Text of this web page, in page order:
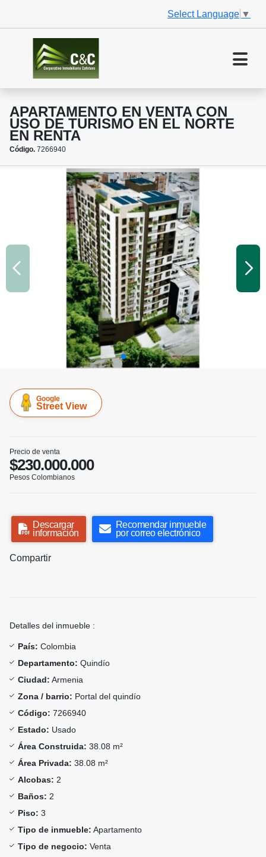
Select Language ▼
APARTAMENTO EN VENTA CON
USO DE TURISMO EN EL NORTE
EN RENTA
Código. 7266940
Google
Street View
Precio de venta
$230.000.000
Pesos Colombianos
Descargar
información
Recomendar inmueble
por correo electrónico
Compartir
Detalles del inmueble :
País: Colombia
Departamento: Quindío
Ciudad: Armenia
Zona / barrio: Portal del quindío
Código: 7266940
Estado: Usado
Área Construida: 38.08 m²
Área Privada: 38.08 m²
Alcobas: 2
Baños: 2
Piso: 3
Tipo de inmueble: Apartamento
Tipo de negocio: Venta